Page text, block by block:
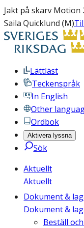
Jakt på skarv Motion
Saila Quicklund (M)
Lättläst
Teckenspråk
In English
Other
Ordbok
Aktivera lyssna
Sök
Aktuellt
Aktuellt
Dokument &
Dokument &
Beställ